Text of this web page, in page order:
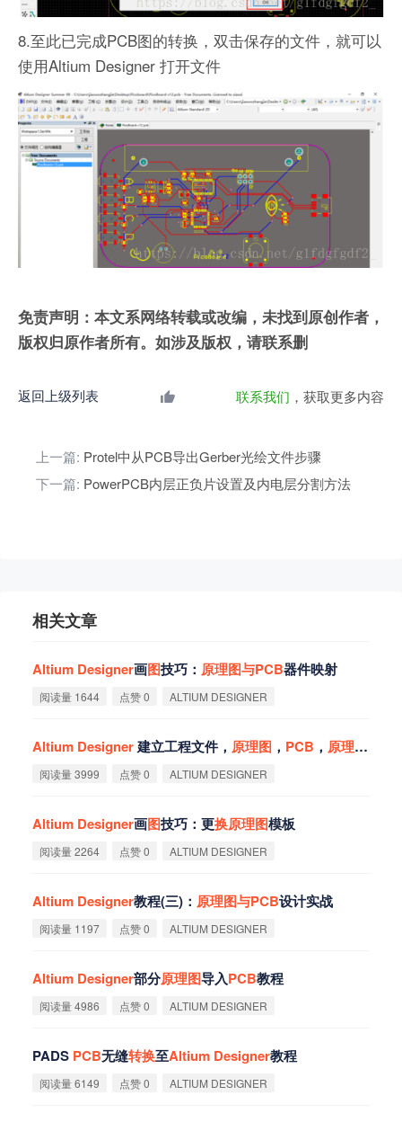
8.至此已完成PCB图的转换，双击保存的文件，就可以
使用Altium Designer 打开文件
免责声明：本文系网络转载或改编，未找到原创作者，
版权归原作者所有。如涉及版权，请联系删
返回上级列表 联系我们 ，获取更多内容
上一篇: Protel中从PCB导出Gerber光绘文件步骤
下一篇: PowerPCB内层正负片设置及内电层分割方法
相关文章
Altium Designer画图技巧： 原理图与PCB器件映射
阅读量 1644 点赞 0 ALTIUM DESIGNER
Altium Designer建立工程文件， 原理图 ， PCB ， 原理图
阅读量 3999 点赞 0 ALTIUM DESIGNER
Altium Designer画图技巧：更换原理图模板
阅读量 2264 点赞 0 ALTIUM DESIGNER
Altium Designer教程(三)： 原理图与PCB设计实战
阅读量 1197 点赞 0 ALTIUM DESIGNER
Altium Designer部分原理图导入PCB教程
阅读量 4986 点赞 0 ALTIUM DESIGNER
PADS PCB无缝转换至Altium Designer教程
阅读量 6149 点赞 0 ALTIUM DESIGNER